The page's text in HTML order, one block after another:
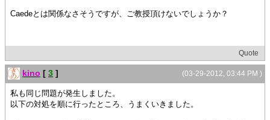
Caedeとは関係なさそうですが、ご教授頂けないでしょうか？
Quote
(03-29-2012, 03:44 PM )
kino [ 3 ]
私も同じ問題が発生しました。
以下の対処を順に行ったところ、うまくいきました。